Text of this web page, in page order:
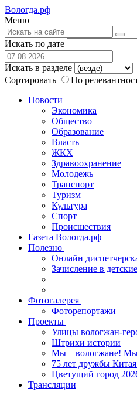
Вологда.рф
Меню
Искать по дате
Искать в разделе
Сортировать
По
Новости
Экономика
Общество
Образование
Власть
ЖКХ
Здравоохранение
Молодежь
Транспорт
Туризм
Культура
Спорт
Происшествия
Газета Вологда.рф
Полезно
Онлайн
Зачисление в
Фотогалерея
Фоторепортажи
Проекты
Улицы вологжан-
Штрихи истории
Мы – вологжане! Мы
75 лет дружбы
Цветущий город
Трансляции